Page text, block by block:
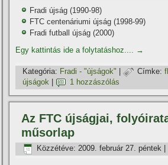
Fradi újság (1990-98)
FTC centenáriumi újság (1998-99)
Fradi futball újság (2000)
Egy kattintás ide a folytatáshoz....
→
Kategória: Fradi - "újságok" | Címke:
újságok
1 hozzászólás
Az FTC újságjai,
műsorlap
Közzétéve: 2009. február 27. péntek